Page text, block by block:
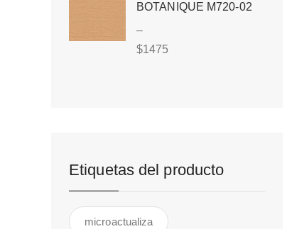
BOTANIQUE M720-02
–
$1475
Etiquetas del producto
microactualiza